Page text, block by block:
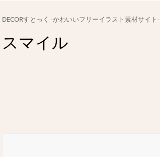
DECORすとっく -かわいいフリーイラスト素材サイト-
スマイル